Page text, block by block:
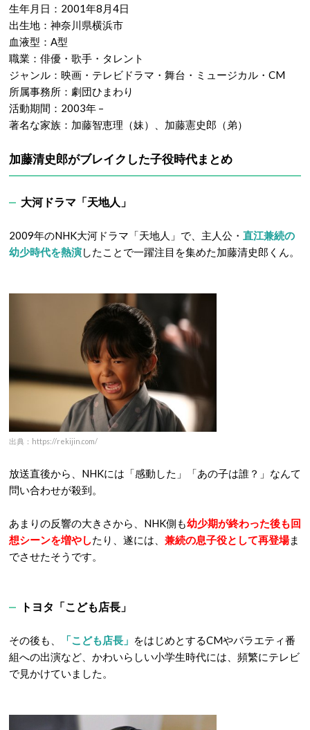
生年月日：2001年8月4日
出生地：神奈川県横浜市
血液型：A型
職業：俳優・歌手・タレント
ジャンル：映画・テレビドラマ・舞台・ミュージカル・CM
所属事務所：劇団ひまわり
活動期間：2003年 –
著名な家族：加藤智恵理（妹）、加藤憲史郎（弟）
加藤清史郎がブレイクした子役時代まとめ
大河ドラマ「天地人」
2009年のNHK大河ドラマ「天地人」で、主人公・ 直江兼続の
幼少時代を熱演したことで一躍注目を集めた加藤清史郎くん。
出典：https://rekijin.com/
放送直後から、NHKには「感動した」「あの子は誰？」なんて
問い合わせが殺到。
あまりの反響の大きさから、NHK側も幼少期が終わった後も回
想シーンを増やしたり、遂には、 兼続の息子役として再登場ま
でさせたそうです。
トヨタ「こども店長」
その後も、 「こども店長」 をはじめとするCMやバラエティ番
組への出演など、かわいらしい小学生時代には、頻繁にテレビ
で見かけていました。